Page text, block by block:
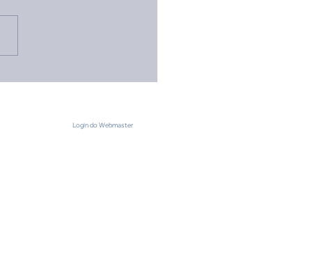
Escoteiro 2026 -
Login do Webmaster